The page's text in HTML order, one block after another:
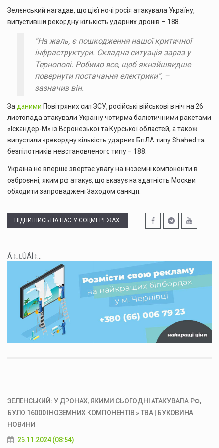
Зеленський нагадав, що цієї ночі росія атакувала Україну,
випустивши рекордну кількість ударних дронів – 188.
“На жаль, є пошкодження нашої критичної
інфраструктури. Складна ситуація зараз у
Тернополі. Робимо все, щоб якнайшвидше
повернути постачання електрики”, –
зазначив він.
За даними Повітряних сил ЗСУ, російські військові в ніч на 26
листопада атакували Україну чотирма балістичними ракетами
«Іскандер-М» із Воронезької та Курської областей, а також
випустили «рекордну кількість ударних БпЛА типу Shahed та
безпілотників невстановленого типу – 188.
Україна не вперше звертає увагу на іноземні компоненти в
озброєнні, яким рф атакує, що вказує на здатність Москви
обходити запроваджені Заходом санкції.
ПІДПИШИСЬ НА НАС У СОЦМЕРЕЖАХ:
Á‡„ÛÁÍ‡...
ЗЕЛЕНСЬКИЙ: У ДРОНАХ, ЯКИМИ СЬОГОДНІ АТАКУВАЛА РФ,
БУЛО 16000 ІНОЗЕМНИХ КОМПОНЕНТІВ » ТВА | БУКОВИНА
НОВИНИ
26.11.2024 (08:54)